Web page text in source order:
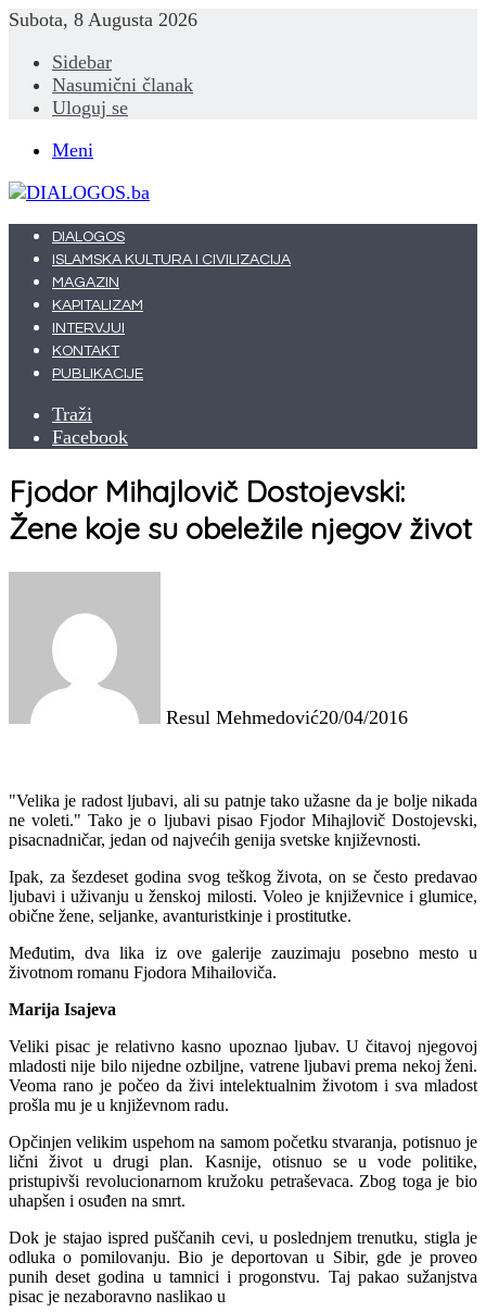
Subota, 8 Augusta 2026
Sidebar
Nasumični članak
Uloguj se
Meni
DIALOGOS
ISLAMSKA KULTURA I CIVILIZACIJA
MAGAZIN
KAPITALIZAM
INTERVJUI
KONTAKT
PUBLIKACIJE
Traži
Facebook
Fjodor Mihajlovič Dostojevski:
Žene koje su obeležile njegov život
Resul Mehmedović20/04/2016
"Velika je radost ljubavi, ali su patnje tako užasne da je bolje nikada
ne voleti." Tako je o ljubavi pisao Fjodor Mihajlovič Dostojevski,
pisacnadničar, jedan od najvećih genija svetske književnosti.
Ipak, za šezdeset godina svog teškog života, on se često predavao
ljubavi i uživanju u ženskoj milosti. Voleo je književnice i glumice,
obične žene, seljanke, avanturistkinje i prostitutke.
Međutim, dva lika iz ove galerije zauzimaju posebno mesto u
životnom romanu Fjodora Mihailoviča.
Marija Isajeva
Veliki pisac je relativno kasno upoznao ljubav. U čitavoj njegovoj
mladosti nije bilo nijedne ozbiljne, vatrene ljubavi prema nekoj ženi.
Veoma rano je počeo da živi intelektualnim životom i sva mladost
prošla mu je u književnom radu.
Opčinjen velikim uspehom na samom početku stvaranja, potisnuo je
lični život u drugi plan. Kasnije, otisnuo se u vode politike,
pristupivši revolucionarnom kružoku petraševaca. Zbog toga je bio
uhapšen i osuđen na smrt.
Dok je stajao ispred puščanih cevi, u poslednjem trenutku, stigla je
odluka o pomilovanju. Bio je deportovan u Sibir, gde je proveo
punih deset godina u tamnici i progonstvu. Taj pakao sužanjstva
pisac je nezaboravno naslikao u